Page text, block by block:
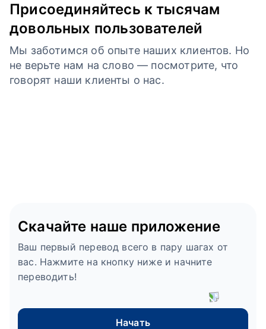
Присоединяйтесь к тысячам
довольных пользователей
Мы заботимся об опыте наших клиентов. Но
не верьте нам на слово — посмотрите, что
говорят наши клиенты о нас.
Скачайте наше приложение
Ваш первый перевод всего в пару шагах от
вас. Нажмите на кнопку ниже и начните
переводить!
Начать